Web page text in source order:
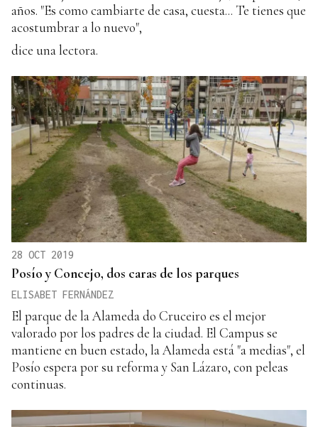
años. "Es como cambiarte de casa, cuesta... Te tienes que
acostumbrar a lo nuevo",
dice una lectora.
28 OCT 2019
Posío y Concejo, dos caras de los parques
ELISABET FERNÁNDEZ
El parque de la Alameda do Cruceiro es el mejor
valorado por los padres de la ciudad. El Campus se
mantiene en buen estado, la Alameda está "a medias", el
Posío espera por su reforma y San Lázaro, con peleas
continuas.